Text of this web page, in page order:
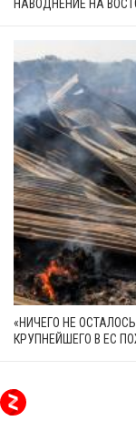
НАВОДНЕНИЕ НА
«НИЧЕГО НЕ
КРУПНЕЙШЕГО В ЕС